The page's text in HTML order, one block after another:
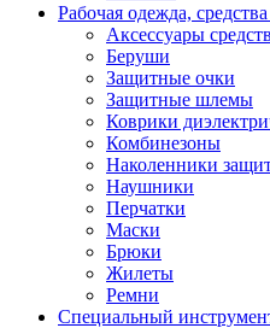
Рабочая одежда,
Аксессуары
Беруши
Защитные очки
Защитные шлемы
Коврики
Комбинезоны
Наколенники
Наушники
Перчатки
Маски
Брюки
Жилеты
Ремни
Специальный